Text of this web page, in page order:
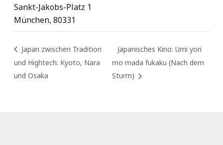
Sankt-Jakobs-Platz 1
München, 80331
Japan zwischen Tradition
und Hightech: Kyoto, Nara
und Osaka
Japanisches Kino: Umi yori
mo mada fukaku (Nach dem
Sturm)